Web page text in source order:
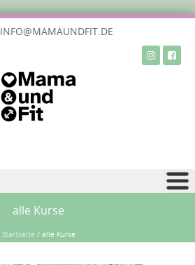
INFO@MAMAUNDFIT.DE
alle Kurse
Startseite /alle Kurse